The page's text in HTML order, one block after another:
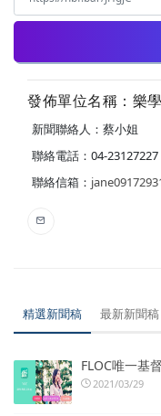
發佈單位名稱：樂
新聞聯絡人：蔡小姐
聯絡電話：04-23127227
聯絡信箱：
精選新聞稿 最新新聞稿
FLOC唯一基
2021/03/29